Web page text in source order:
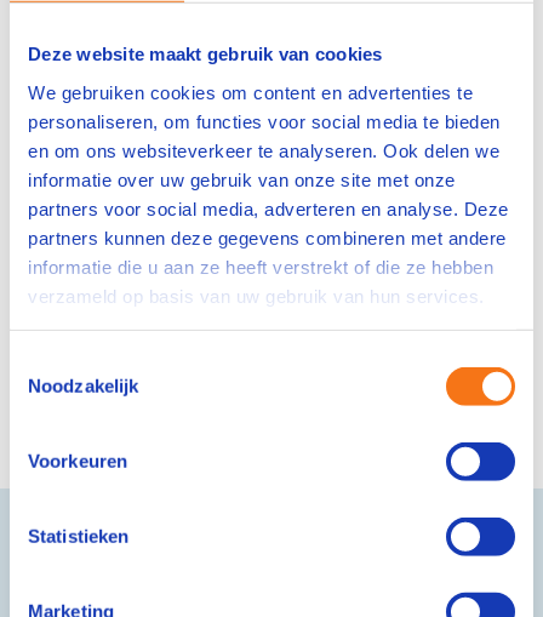
Deze website maakt gebruik van cookies
We gebruiken cookies om content en advertenties te
personaliseren, om functies voor social media te bieden
en om ons websiteverkeer te analyseren. Ook delen we
informatie over uw gebruik van onze site met onze
partners voor social media, adverteren en analyse. Deze
partners kunnen deze gegevens combineren met andere
informatie die u aan ze heeft verstrekt of die ze hebben
verzameld op basis van uw gebruik van hun services.
Noodzakelijk
Voorkeuren
Statistieken
Marketing
Nederland in verschillende sectoren en met
werkgever voor VAPRO C’ers maar kan je ook
helpen met het vinden van een baan die bij je past.
Doorgroeien naar Operator C,
solliciteer dan sowieso op een
VAPRO C vacature
Heb je niet de juiste ervaring of diploma’s, dan kun
je vaak ook aan de slag via een werkleertraject en
kan je in de praktijk doorgroeien en je VAPRO C
diploma halen.
Pas jij bij onze kernwaarden?